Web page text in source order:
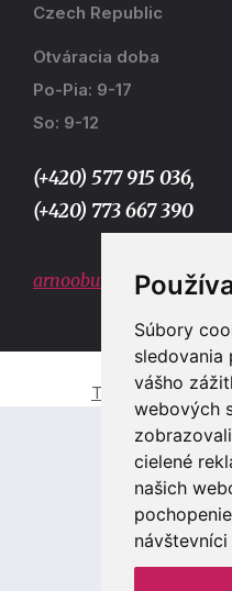
Súbory
sledovania
vášho
webových
cielené
našich
Czech Republic
Otváracia doba
Po-Pia: 9-17
So: 9-12
(+420) 577 915 036,
(+420) 773 667 390
arnoobuv@gmail.com
Tvorba e-shopů